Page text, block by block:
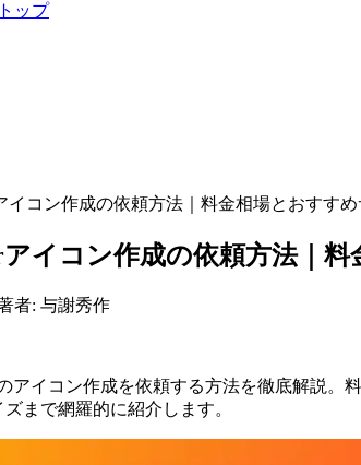
ップ
イコン作成の依頼方法｜料金相場とおすす
アイコン作成の依頼方法｜
者: 与謝秀作
アイコン作成を依頼する方法を徹底解説
まで網羅的に紹介します。